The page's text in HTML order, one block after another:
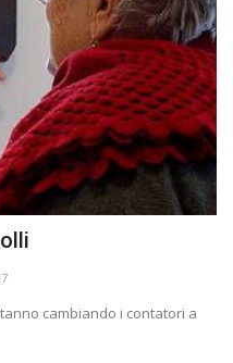
cambiando i contatori a